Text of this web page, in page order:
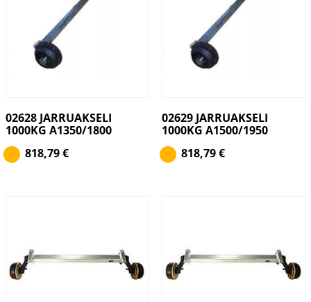
02628 JARRUAKSELI
1000KG A1350/1800
818,79€
02629 JARRUAKSELI
1000KG A1500/1950
818,79€